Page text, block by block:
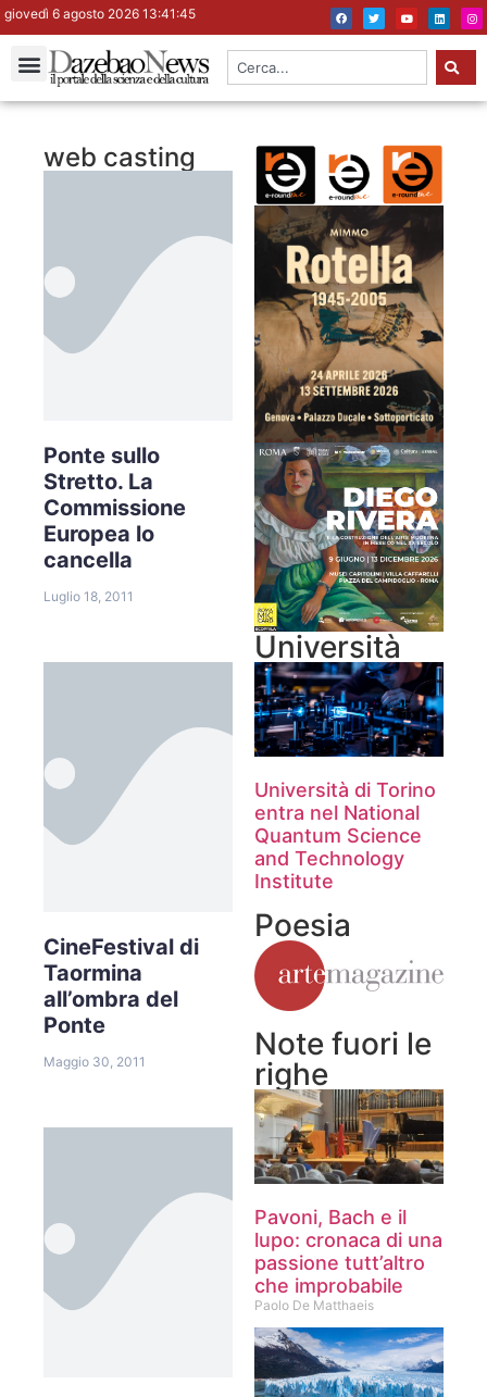
giovedì 6 agosto 2026 13:41:46
web casting
Ponte sullo
Stretto. La
Commissione
Europea lo
cancella
Luglio 18, 2011
CineFestival di
Taormina
all’ombra del
Ponte
Maggio 30, 2011
Università
Università di Torino
entra nel National
Quantum Science
and Technology
Institute
Poesia
Note fuori le
righe
Pavoni, Bach e il
lupo: cronaca di una
passione tutt’altro
che improbabile
Paolo De Matthaeis